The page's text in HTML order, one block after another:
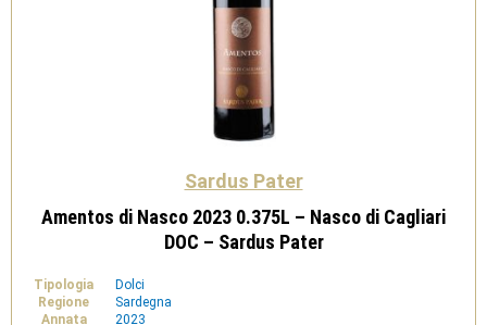
Sardus Pater
Amentos di Nasco 2023 0.375L – Nasco di Cagliari
DOC – Sardus Pater
Tipologia
Dolci
Regione
Sardegna
Annata
2023